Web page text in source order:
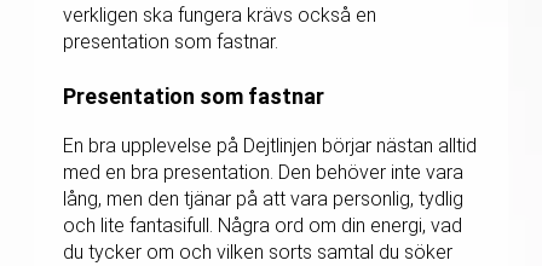
verkligen ska fungera krävs också en
presentation som fastnar.
Presentation som fastnar
En bra upplevelse på Dejtlinjen börjar nästan alltid
med en bra presentation. Den behöver inte vara
lång, men den tjänar på att vara personlig, tydlig
och lite fantasifull. Några ord om din energi, vad
du tycker om och vilken sorts samtal du söker